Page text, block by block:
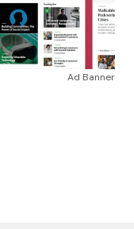
Ad Banner